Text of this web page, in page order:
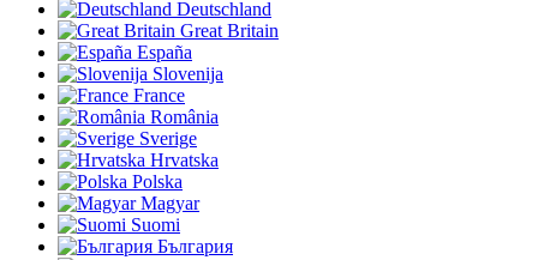
Deutschland
Great Britain
España
Slovenija
France
România
Sverige
Hrvatska
Polska
Magyar
Suomi
България